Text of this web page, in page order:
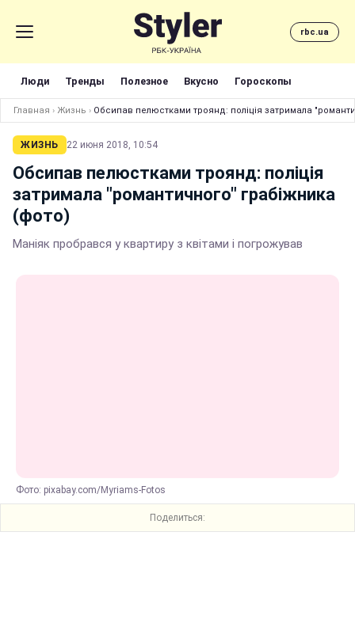
rbc.ua
Люди Тренды Полезное Вкусно Гороскопы
Главная › Жизнь › Обсипав пелюстками троянд: поліція затримала
ЖИЗНЬ 22 июня 2018, 10:54
Обсипав пелюстками троянд: поліція
затримала "романтичного" грабіжника
(фото)
Маніяк пробрався у квартиру з квітами і погрожував
Фото: pixabay.com/Myriams-Fotos
Поделиться: